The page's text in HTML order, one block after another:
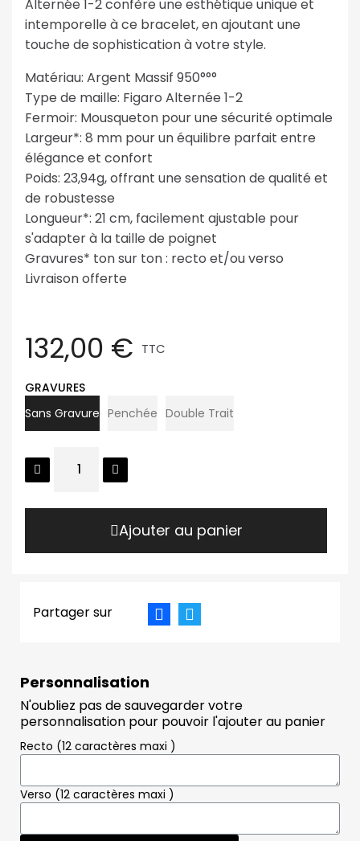
Alternée 1-2 confère une esthétique unique et
intemporelle à ce bracelet, en ajoutant une
touche de sophistication à votre style.
Matériau: Argent Massif 950°°°
Type de maille: Figaro Alternée 1-2
Fermoir: Mousqueton pour une sécurité optimale
Largeur*: 8 mm pour un équilibre parfait entre
élégance et confort
Poids: 23,94g, offrant une sensation de qualité et
de robustesse
Longueur*: 21 cm, facilement ajustable pour
s'adapter à la taille de poignet
Gravures* ton sur ton : recto et/ou verso
Livraison offerte
132,00 € TTC
GRAVURES
Sans Gravure Penchée Double Trait
Ajouter au panier
Partager sur
Personnalisation
N'oubliez pas de sauvegarder votre
personnalisation pour pouvoir l'ajouter au panier
Recto (12 caractères maxi )
Verso (12 caractères maxi )